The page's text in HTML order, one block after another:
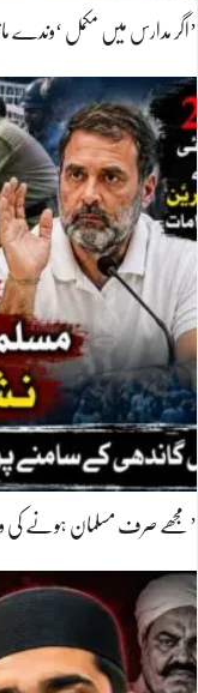
’اگر مدارس میں مکمل ‘وندے
’مجھے صرف مسلمان ہونے کی وجہ سے نشانہ